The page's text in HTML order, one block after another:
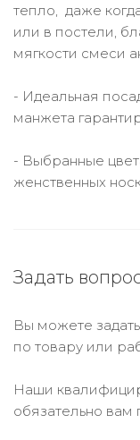
тепло, даже
или в постели,
мягкости смеси
- Идеальная
манжета
- Выбранные
женственных
Задать
Вы можете
по товару или
Наши
обязательно вам